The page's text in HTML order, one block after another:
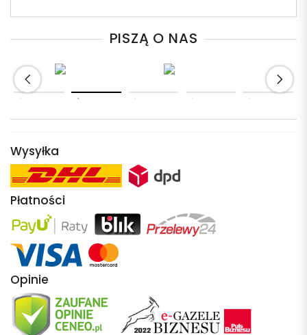
PISZĄ O NAS
Wysyłka
Płatności
Opinie